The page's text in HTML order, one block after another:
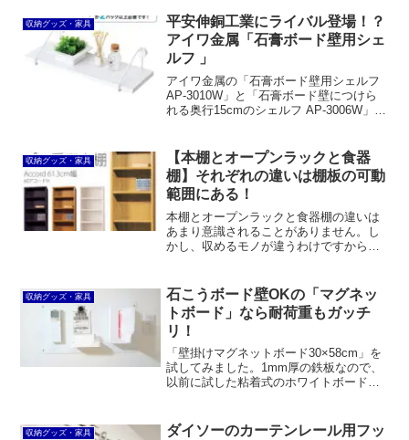
収納グッズ・家具
平安伸銅工業にライバル登場！？
アイワ金属「石膏ボード壁用シェ
ルフ 」
アイワ金属の「石膏ボード壁用シェルフ
AP-3010W」と「石膏ボード壁につけら
れる奥行15cmのシェルフ AP-3006W」
ら独自性があります。
収納グッズ・家具
【本棚とオープンラックと食器
棚】それぞれの違いは棚板の可動
範囲にある！
本棚とオープンラックと食器棚の違いは
あまり意識されることがありません。し
かし、収めるモノが違うわけですから当
ピッチが狭く、食器棚はそれよりも広
く、オープンラックは見た目重視のため
広いことが多いです。
収納グッズ・家具
石こうボード壁OKの「マグネッ
トボード」なら耐荷重もガッチ
リ！
「壁掛けマグネットボード30×58cm」を
試してみました。1mm厚の鉄板なので、
以前に試した粘着式のホワイトボードよ
だ、価格はちょっと高いです。
収納グッズ・家具
ダイソーのカーテンレール用フッ